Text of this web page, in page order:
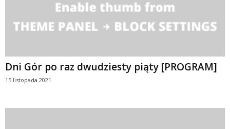
Dni Gór po raz dwudziesty piąty [PROGRAM]
15 listopada 2021